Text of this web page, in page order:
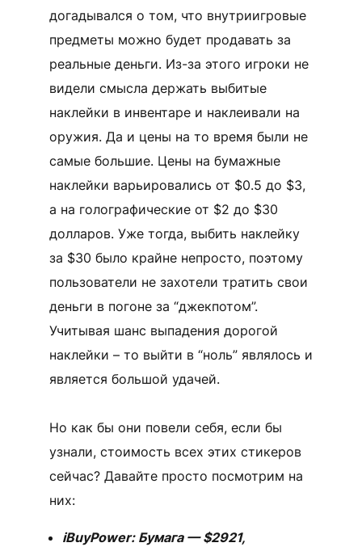
догадывался о том, что внутриигровые
предметы можно будет продавать за
реальные деньги. Из-за этого игроки не
видели смысла держать выбитые
наклейки в инвентаре и наклеивали на
оружия. Да и цены на то время были не
самые большие. Цены на бумажные
наклейки варьировались от $0.5 до $3,
а на голографические от $2 до $30
долларов. Уже тогда, выбить наклейку
за $30 было крайне непросто, поэтому
пользователи не захотели тратить свои
деньги в погоне за “джекпотом”.
Учитывая шанс выпадения дорогой
наклейки – то выйти в “ноль” являлось и
является большой удачей.
Но как бы они повели себя, если бы
узнали, стоимость всех этих стикеров
сейчас? Давайте просто посмотрим на
них:
iBuyPower: Бумага — $2921,